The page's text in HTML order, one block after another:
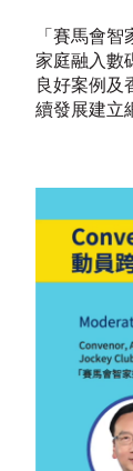
「賽馬會
家庭融入數
良好案例及
續發展建立